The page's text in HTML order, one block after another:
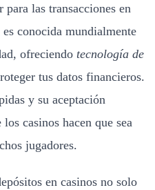
las transacciones en
es conocida mundialmente
ofreciendo tecnología de
tus datos financieros.
y su aceptación
casinos hacen que sea
jugadores.
en casinos no solo